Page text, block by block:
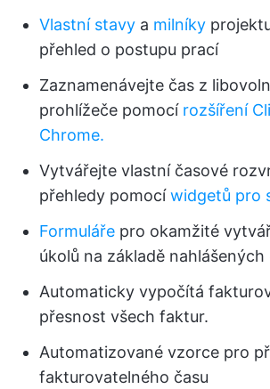
Vlastní stavy a milníky
přehled o postupu prací
Zaznamenávejte čas z
prohlížeče pomocí rozšíření
Chrome.
Vytvářejte vlastní časové
přehledy pomocíwidgetů pro
Formuláře pro okamžité
úkolů na základě
Automaticky vypočítá
přesnost všech faktur.
Automatizované vzorce pro
fakturovatelného času